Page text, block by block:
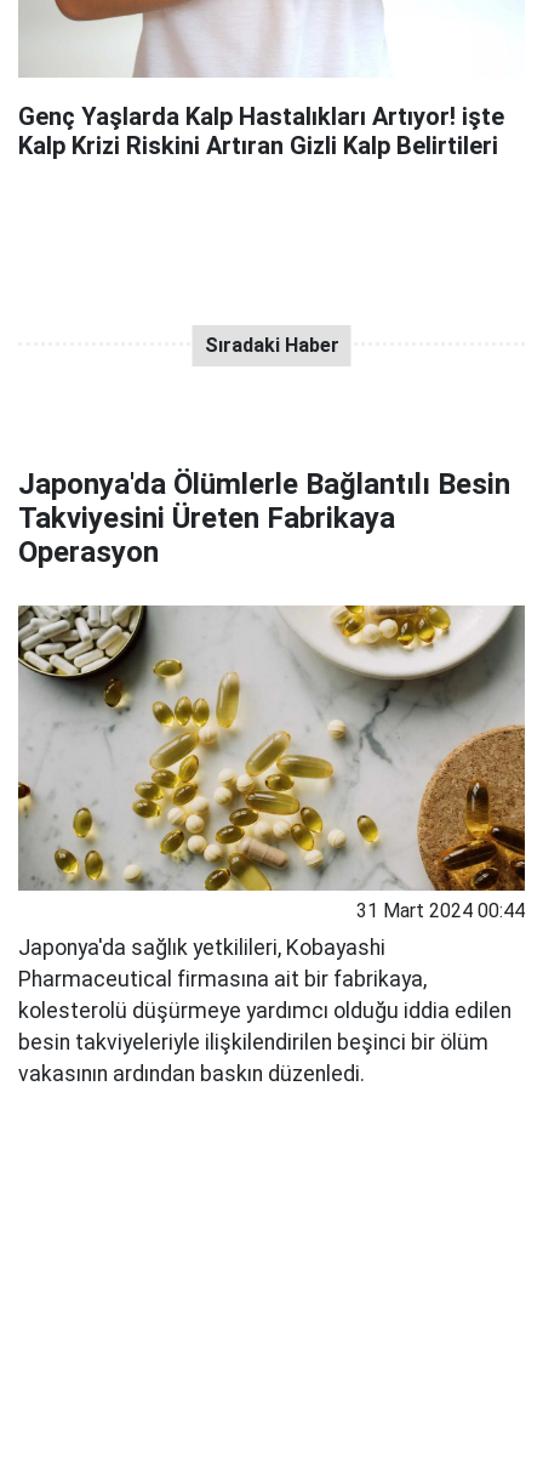
Genç Yaşlarda Kalp Hastalıkları Artıyor! işte
Kalp Krizi Riskini Artıran Gizli Kalp Belirtileri
Japonya'da Ölümlerle Bağlantılı Besin
Takviyesini Üreten Fabrikaya
Operasyon
31 Mart 2024 00:44
Japonya'da sağlık yetkilileri, Kobayashi
Pharmaceutical firmasına ait bir fabrikaya,
kolesterolü düşürmeye yardımcı olduğu iddia edilen
besin takviyeleriyle ilişkilendirilen beşinci bir ölüm
vakasının ardından baskın düzenledi.